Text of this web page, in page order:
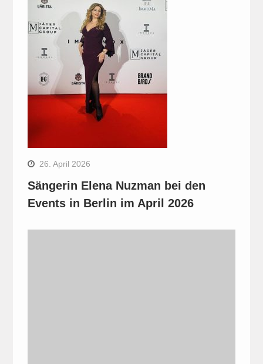
26. April 2026
Sängerin Elena Nuzman bei den
Events in Berlin im April 2026